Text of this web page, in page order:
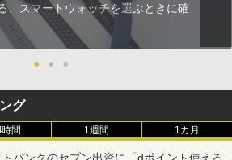
、スマートウォッチを選ぶときに確
● ● ●
グ
間 1週間 1カ月